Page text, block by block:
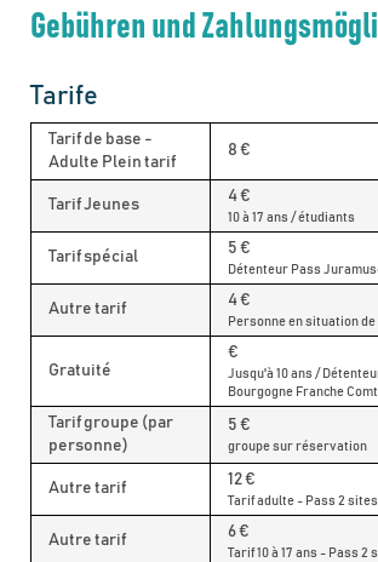
Gebühren und
Tarife
Tarif de base -
Adulte Plein tarif
8 €
Tarif Jeunes 4 €
10 à 17 ans / étudiants
Tarif spécial 5 €
Détenteur Pass
Autre tarif 4 €
Personne en situation de
Gratuité
€
Jusqu'à 10 ans /
Bourgogne Franche
Tarif groupe (par
personne)
5 €
groupe sur réservation
Autre tarif 12 €
Tarif adulte - Pass 2 sites
Autre tarif 6 €
Tarif 10 à 17 ans - Pass 2